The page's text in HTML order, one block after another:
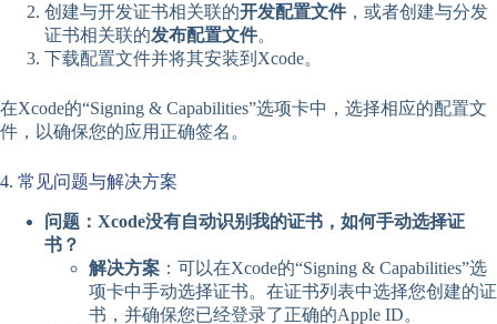
创建与开发证书相关联的开发配置文件，或者创建与分发
证书相关联的发布配置文件。
下载配置文件并将其安装到Xcode。
在Xcode的“Signing & Capabilities”选项卡中，选择相应的配置文
件，以确保您的应用正确签名。
4. 常见问题与解决方案
问题：Xcode没有自动识别我的证书，如何手动选择证
书？
解决方案 ：可以在Xcode的“Signing & Capabilities”选
项卡中手动选择证书。在证书列表中选择您创建的证
书，并确保您已经登录了正确的Apple ID。